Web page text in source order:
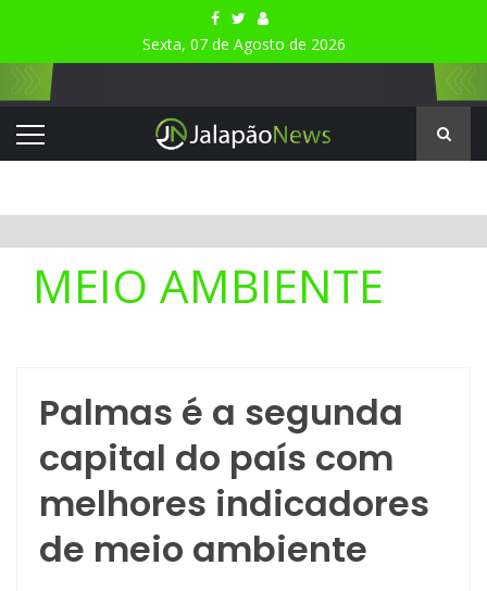
Sexta, 07 de Agosto de 2026
MEIO AMBIENTE
Palmas é a segunda
capital do país com
melhores indicadores
de meio ambiente